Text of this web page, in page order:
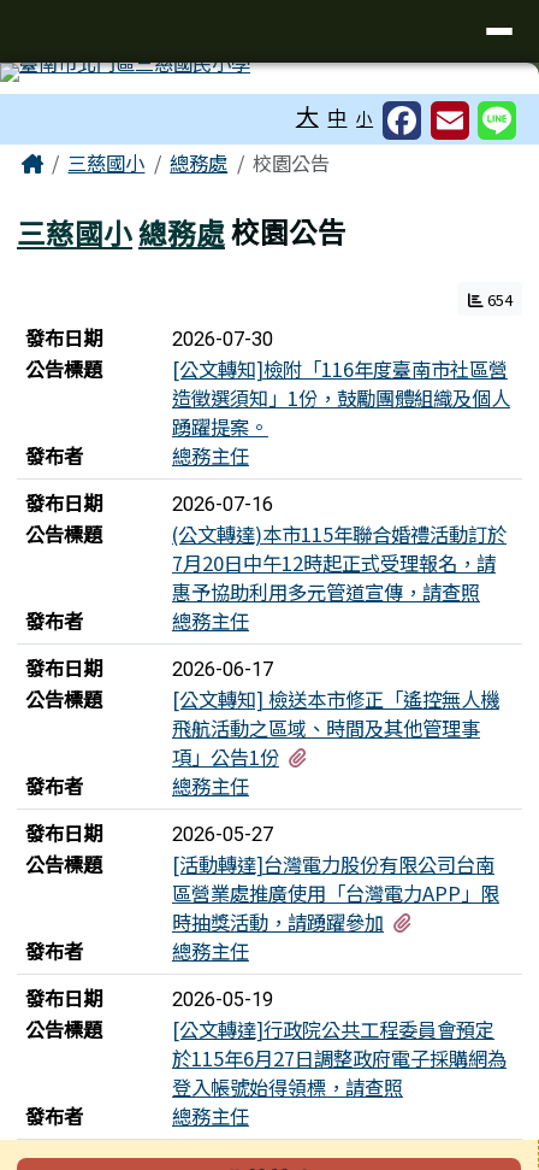
臺南市北門區三慈國民小學全球資訊
大 中 小
主內容區域
Home三慈國小 總務處 校園公告
三慈國小總務處校園公告
654
新聞列表
發布日期 2026-07-30
公告標題
[公文轉知]檢附「116年度臺南市社區營
造徵選須知」1份，鼓勵團體組織及個人
踴躍提案。
發布者
總務主任
發布日期
2026-07-16
公告標題
(公文轉達)本市115年聯合婚禮活動訂於
7月20日中午12時起正式受理報名，請
惠予協助利用多元管道宣傳，請查照
發布者
總務主任
發布日期
2026-06-17
公告標題
[公文轉知] 檢送本市修正「遙控無人機
飛航活動之區域、時間及其他管理事
項」公告1份
發布者
總務主任
發布日期
2026-05-27
公告標題
[活動轉達]台灣電力股份有限公司台南
區營業處推廣使用「台灣電力APP」限
時抽獎活動，請踴躍參加
發布者
總務主任
發布日期
2026-05-19
公告標題
[公文轉達]行政院公共工程委員會預定
於115年6月27日調整政府電子採購網為
登入帳號始得領標，請查照
發布者
總務主任
頁尾區域